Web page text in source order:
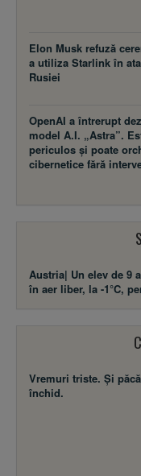
Elon Musk refuză
a utiliza Starlink în
Rusiei
OpenAI a întrerupt
model A.I. „Astra”.
periculos și poate
cibernetice fără
Austria| Un elev de 9
în aer liber, la -1°C,
Vremuri triste. Şi
închid.